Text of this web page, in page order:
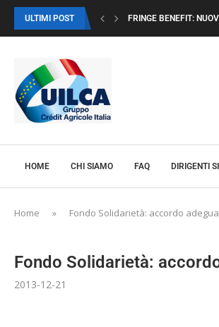
ULTIMI POST FRINGE BENEFIT:
HOME CHI SIAMO FAQ DIRIGENTI
Home » Fondo Solidarietà: accordo
Fondo Solidarietà:
2013-12-21